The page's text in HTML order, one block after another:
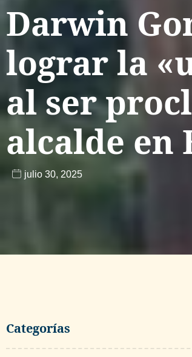
Darwin
lograr la
al ser
alcalde en
julio 30, 2025
Categorías